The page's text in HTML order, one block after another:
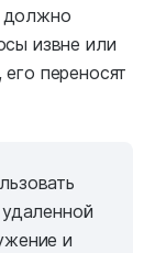
должно
извне или
переносят
и